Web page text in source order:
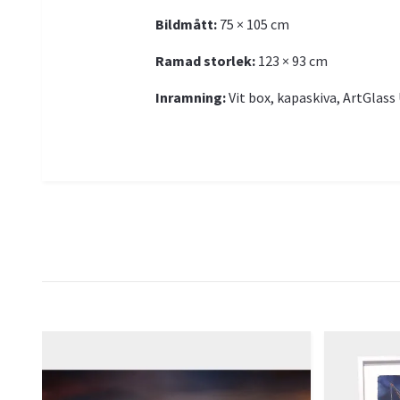
Bildmått:75 × 105 cm
Ramad storlek:123 × 93 cm
Inramning:Vit box, kapaskiva, ArtGlass